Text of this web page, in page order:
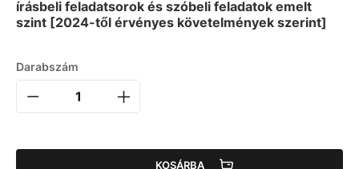
írásbeli feladatsorok és szóbeli feladatok emelt
szint [2024-től érvényes követelmények szerint]
Darabszám
KOSÁRBA